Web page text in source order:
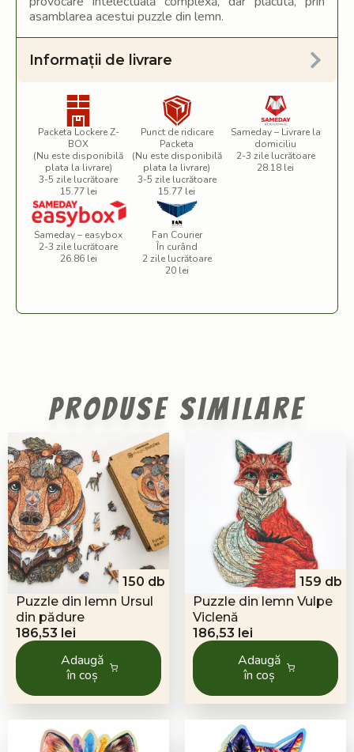
asamblarea acestui puzzle din lemn.
Informații de livrare
Packeta Lockere Z-
BOX
(Nu este disponibilă
plata la livrare)
3-5 zile lucrătoare
15.77 lei
Punct de ridicare
Packeta
(Nu este disponibilă
plata la livrare)
3-5 zile lucrătoare
15.77 lei
Sameday – Livrare la
domiciliu
2-3 zile lucrătoare
28.18 lei
Sameday – easybox
2-3 zile lucrătoare
26.86 lei
Fan Courier
În curând
2 zile lucrătoare
20 lei
Produse similare
150 db
Puzzle din lemn Ursul
din pădure
186,53 lei
Adaugă
în coș
159 db
Puzzle din lemn Vulpe
Viclenă
186,53 lei
Adaugă
în coș